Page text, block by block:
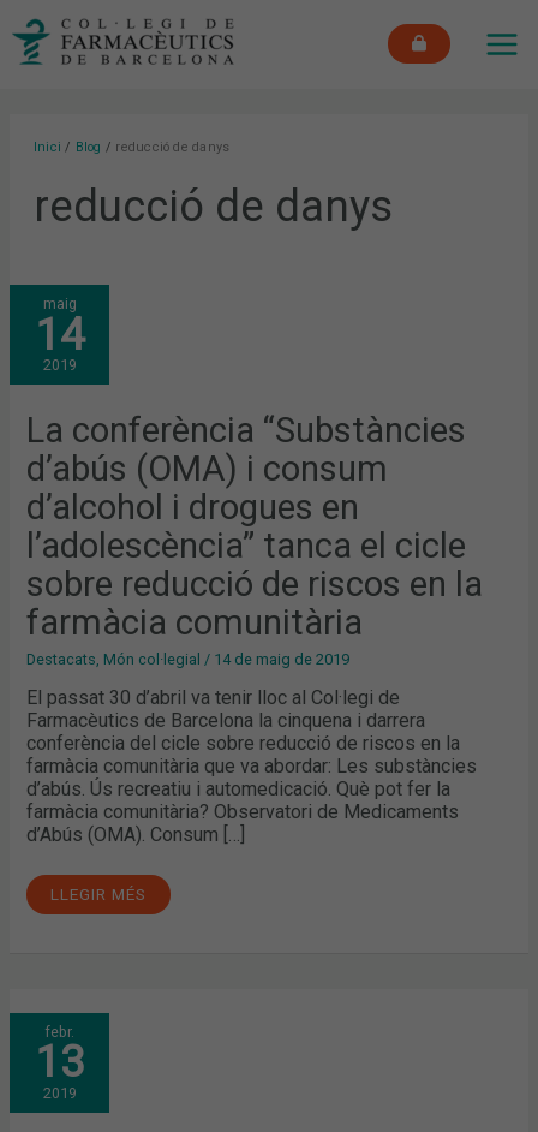
Inici Blog reducció de danys
reducció de danys
maig
14
2019
La conferència “Substàncies
d’abús (OMA) i consum
d’alcohol i drogues en
l’adolescència” tanca el cicle
sobre reducció de riscos en la
farmàcia comunitària
Destacats Món col·legial / 14 de maig de 2019
El passat 30 d’abril va tenir lloc al Col·legi de
Farmacèutics de Barcelona la cinquena i darrera
conferència del cicle sobre reducció de riscos en la
farmàcia comunitària que va abordar: Les substàncies
d’abús. Ús recreatiu i automedicació. Què pot fer la
farmàcia comunitària? Observatori de Medicaments
d’Abús (OMA). Consum […]
LA
CONFERÈNCIA
“SUBSTÀNCIES
D’ABÚS
(OMA)
I
CONSUM
DROGUES
EN
L’ADOLESCÈNCIA”
TANCA
EL
CICLE
SOBRE
REDUCCIÓ
DE
RISCOS
EN
FARMÀCIA
COMUNITÀRIA
LLEGIR MÉS
febr.
13
2019
OPIOIDES
MAJORS,
ATENCIÓ
FARMACÈUTICA
I
PMM:
TERCERA